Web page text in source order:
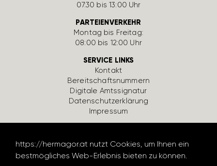
https://​hermagor.at nutzt Cookies, um Ihnen ein
best­mög­li­ches Web-Erlebnis bieten zu können.
07:30 bis 13:00 Uhr
PARTEIENVERKEHR
Montag bis Freitag:
08:00 bis 12:00 Uhr
SERVICE LINKS
Kontakt
Bereit­schafts­num­mern
Digi­tale Amts­si­gnatur
Daten­schutz­er­klä­rung
Impressum